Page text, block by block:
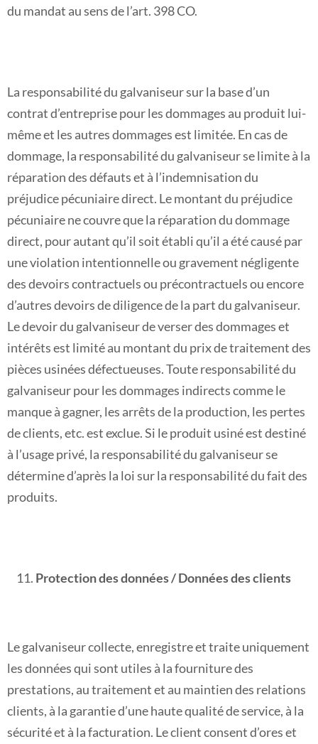
du mandat au sens de l’art. 398 CO.
La responsabilité du galvaniseur sur la base d’un
contrat d’entreprise pour les dommages au produit lui-
même et les autres dommages est limitée. En cas de
dommage, la responsabilité du galvaniseur se limite à la
réparation des défauts et à l’indemnisation du
préjudice pécuniaire direct. Le montant du préjudice
pécuniaire ne couvre que la réparation du dommage
direct, pour autant qu’il soit établi qu’il a été causé par
une violation intentionnelle ou gravement négligente
des devoirs contractuels ou précontractuels ou encore
d’autres devoirs de diligence de la part du galvaniseur.
Le devoir du galvaniseur de verser des dommages et
intérêts est limité au montant du prix de traitement des
pièces usinées défectueuses. Toute responsabilité du
galvaniseur pour les dommages indirects comme le
manque à gagner, les arrêts de la production, les pertes
de clients, etc. est exclue. Si le produit usiné est destiné
à l’usage privé, la responsabilité du galvaniseur se
détermine d’après la loi sur la responsabilité du fait des
produits.
Protection des données / Données des clients
Le galvaniseur collecte, enregistre et traite uniquement
les données qui sont utiles à la fourniture des
prestations, au traitement et au maintien des relations
clients, à la garantie d’une haute qualité de service, à la
sécurité et à la facturation. Le client consent d’ores et